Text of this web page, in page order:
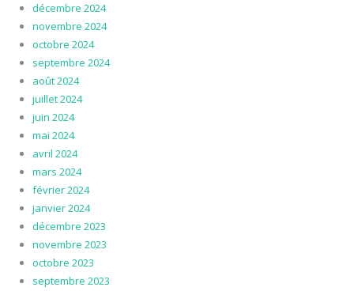
décembre 2024
novembre 2024
octobre 2024
septembre 2024
août 2024
juillet 2024
juin 2024
mai 2024
avril 2024
mars 2024
février 2024
janvier 2024
décembre 2023
novembre 2023
octobre 2023
septembre 2023